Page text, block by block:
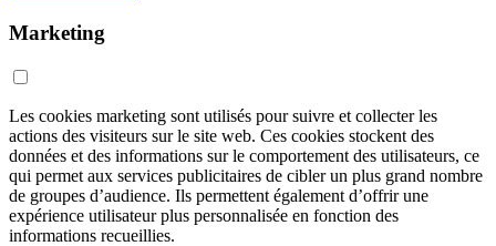
Marketing
Les cookies marketing sont utilisés pour suivre et collecter les
actions des visiteurs sur le site web. Ces cookies stockent des
données et des informations sur le comportement des utilisateurs, ce
qui permet aux services publicitaires de cibler un plus grand nombre
de groupes d’audience. Ils permettent également d’offrir une
expérience utilisateur plus personnalisée en fonction des
informations recueillies.